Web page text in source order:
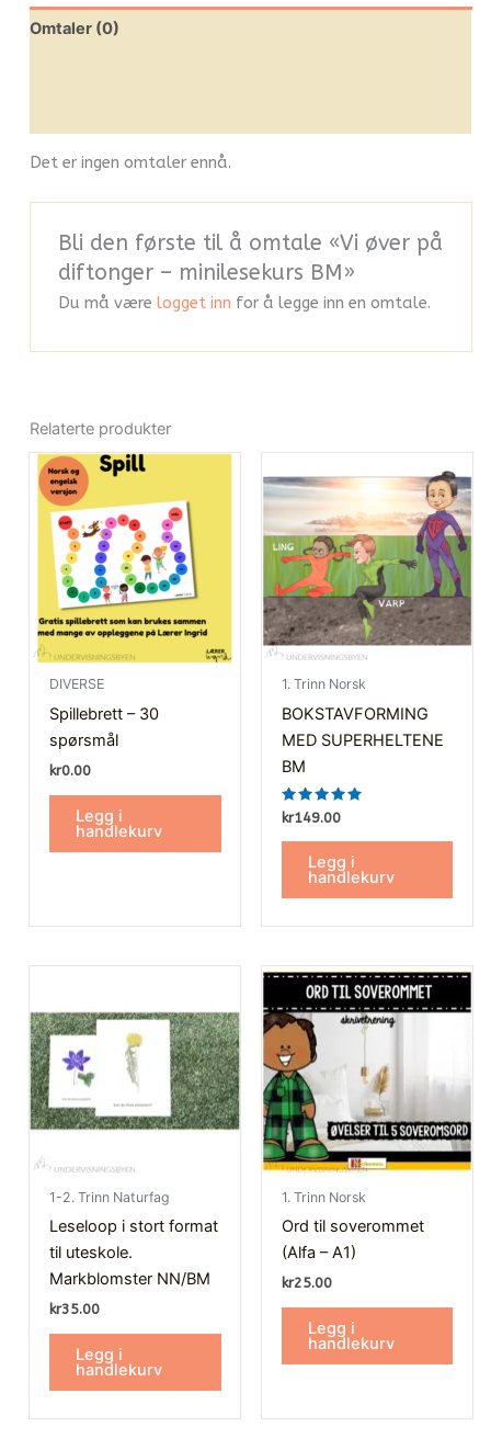
Omtaler (0)
Det er ingen omtaler ennå.
Bli den første til å omtale «Vi øver på
diftonger – minilesekurs BM»
Du må være logget inn for å legge inn en omtale.
Relaterte produkter
DIVERSE
Spillebrett – 30
spørsmål
kr0.00
Legg i
handlekurv
1. Trinn Norsk
BOKSTAVFORMING
MED SUPERHELTENE
BM
Vurdert
5.00
av 5
kr149.00
Legg i
handlekurv
1-2. Trinn Naturfag
Leseloop i stort format
til uteskole.
Markblomster NN/BM
kr35.00
Legg i
handlekurv
1. Trinn Norsk
Ord til soverommet
(Alfa – A1)
kr25.00
Legg i
handlekurv